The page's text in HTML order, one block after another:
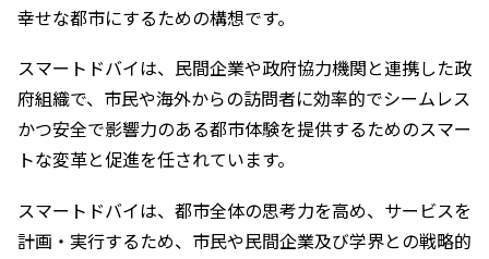
幸せな都市にするための構想です。
スマートドバイは、民間企業や政府協力機関と連携した政
府組織で、市民や海外からの訪問者に効率的でシームレス
かつ安全で影響力のある都市体験を提供するためのスマー
トな変革と促進を任されています。
スマートドバイは、都市全体の思考力を高め、サービスを
計画・実行するため、市民や民間企業及び学界との戦略的